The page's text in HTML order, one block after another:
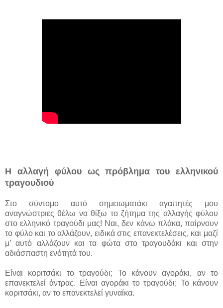
Η αλλαγή φύλου ως πρόβλημα του ελληνικού
τραγουδιού
Στο σύντομο αυτό σημειωματάκι αγαπητές μου
αναγνώστριες θέλω να θίξω το ζήτημα της αλλαγής φύλου
στο ελληνικό τραγούδι μας! Ναι, δεν κάνω πλάκα, παίρνουν
το φύλο και το αλλάζουν, ειδικά στις επανεκτελέσεις, και μαζί
μ’ αυτό αλλάζουν και τα φώτα στο τραγουδάκι και στην
αδιάσπαστη ενότητά του.
Είναι κοριτσάκι το τραγούδι; Το κάνουν αγοράκι, αν το
επανεκτελεί άντρας. Είναι αγοράκι το τραγούδι; Το κάνουν
κοριτσάκι, αν το επανεκτελεί γυναίκα.